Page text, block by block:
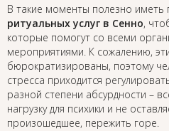
В такие моменты полезно иметь
ритуальных услуг в Сенно,
которые помогут со всеми
мероприятиями. К сожалению,
бюрократизированы, поэтому
стресса приходится
разной степени абсурдности –
нагрузку для психики и не
произошедшее, пережить горе.